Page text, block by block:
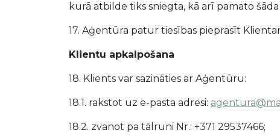
kurā atbilde tiks sniegta, kā arī pamato
17. Aģentūra patur tiesības pieprasīt
Klientu apkalpošana
18. Klients var sazināties ar Aģentūru:
18.1. rakstot uz e-pasta adresi:
18.2. zvanot pa tālruni Nr.: +371 29537466;